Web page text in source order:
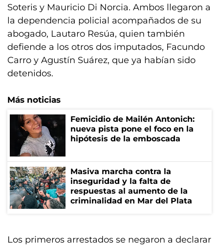
Soteris y Mauricio Di Norcia. Ambos llegaron a
la dependencia policial acompañados de su
abogado, Lautaro Resúa, quien también
defiende a los otros dos imputados, Facundo
Carro y Agustín Suárez, que ya habían sido
detenidos.
Más noticias
Femicidio de Mailén Antonich:
nueva pista pone el foco en la
hipótesis de la emboscada
Masiva marcha contra la
inseguridad y la falta de
respuestas al aumento de la
criminalidad en Mar del Plata
Los primeros arrestados se negaron a declarar